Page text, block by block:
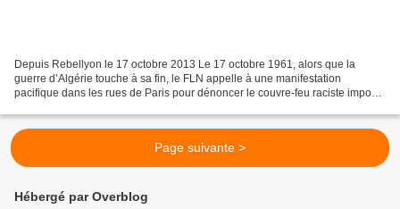
Depuis Rebellyon le 17 octobre 2013 Le 17 octobre 1961, alors que la
guerre d’Algérie touche à sa fin, le FLN appelle à une manifestation
pacifique dans les rues de Paris pour dénoncer le couvre-feu raciste imposé
Page suivante >
Hébergé par Overblog